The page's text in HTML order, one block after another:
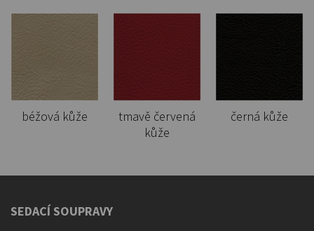
béžová kůže
tmavě červená
kůže
černá kůže
SEDACÍ SOUPRAVY